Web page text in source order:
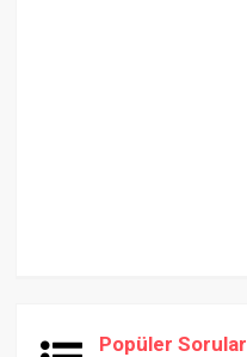
Popüler Sorular